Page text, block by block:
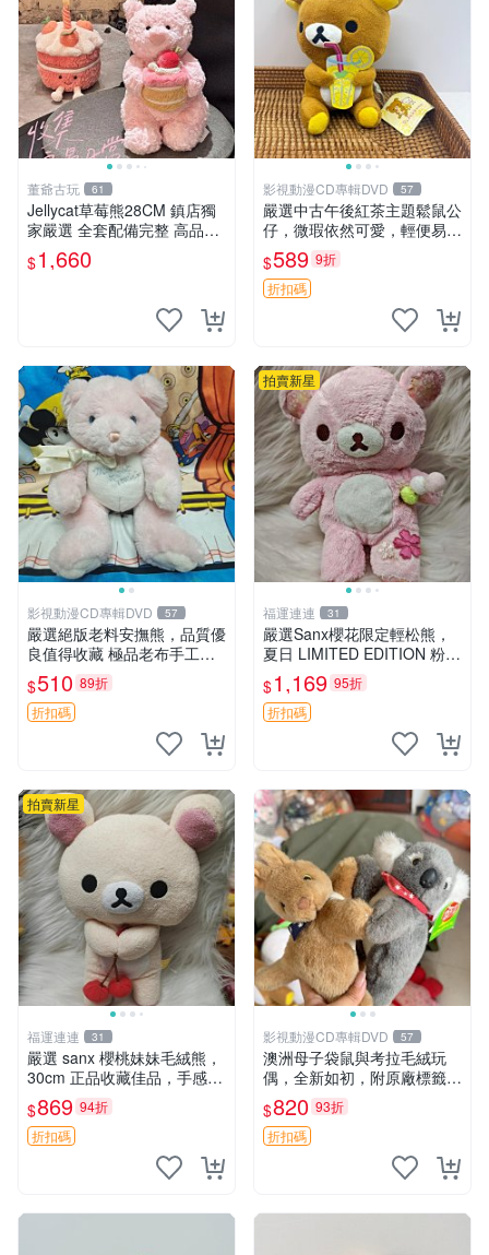
董爺古玩 61
Jellycat草莓熊28CM 鎮店獨
家嚴選 全套配備完整 高品質
收藏好物 紋章 玩具熊 定制熊
$1,660
影視動漫CD專輯DVD 57
嚴選中古午後紅茶主題鬆鼠公
仔，微瑕依然可愛，輕便易運
送 二手收藏推薦 工廠直營 快
遞到府 中古 玩偶 公仔
$589 9折
折扣碼
影視動漫CD專輯DVD 57
嚴選絕版老料安撫熊，品質優
良值得收藏 極品老布手工安
撫搖鈴玩具，適合哄睡寶貝
超柔老料搖鈴熊，專為孩子設
計的安心伴護 推薦絕版老布
製工藝搖鈴熊，可當作童
$510 89折
折扣碼
拍賣新星
福運連連 31
嚴選Sanx櫻花限定輕松熊，
夏日 LIMITED EDITION 粉色
毛絨熊，背有拉鏈設計，肚內
填充豆袋，精致工藝呈現，狀
態如新，適合收藏與送人 櫻
$1,169 95折
折扣碼
拍賣新星
福運連連 31
嚴選 sanx 櫻桃妹妹毛絨熊，
30cm 正品收藏佳品，手感極
軟，適合贈送與收藏 櫻桃妹
妹、sanx、毛絨熊
$869 94折
折扣碼
影視動漫CD專輯DVD 57
澳洲母子袋鼠與考拉毛絨玩
偶，全新如初，附原廠標籤，
手感極軟，適合贈送親朋好
友。袋鼠與考拉正版，精緻尺
寸，適合作為收藏或家飾擺
設，增添暖意。 母子、袋
$820 93折
折扣碼